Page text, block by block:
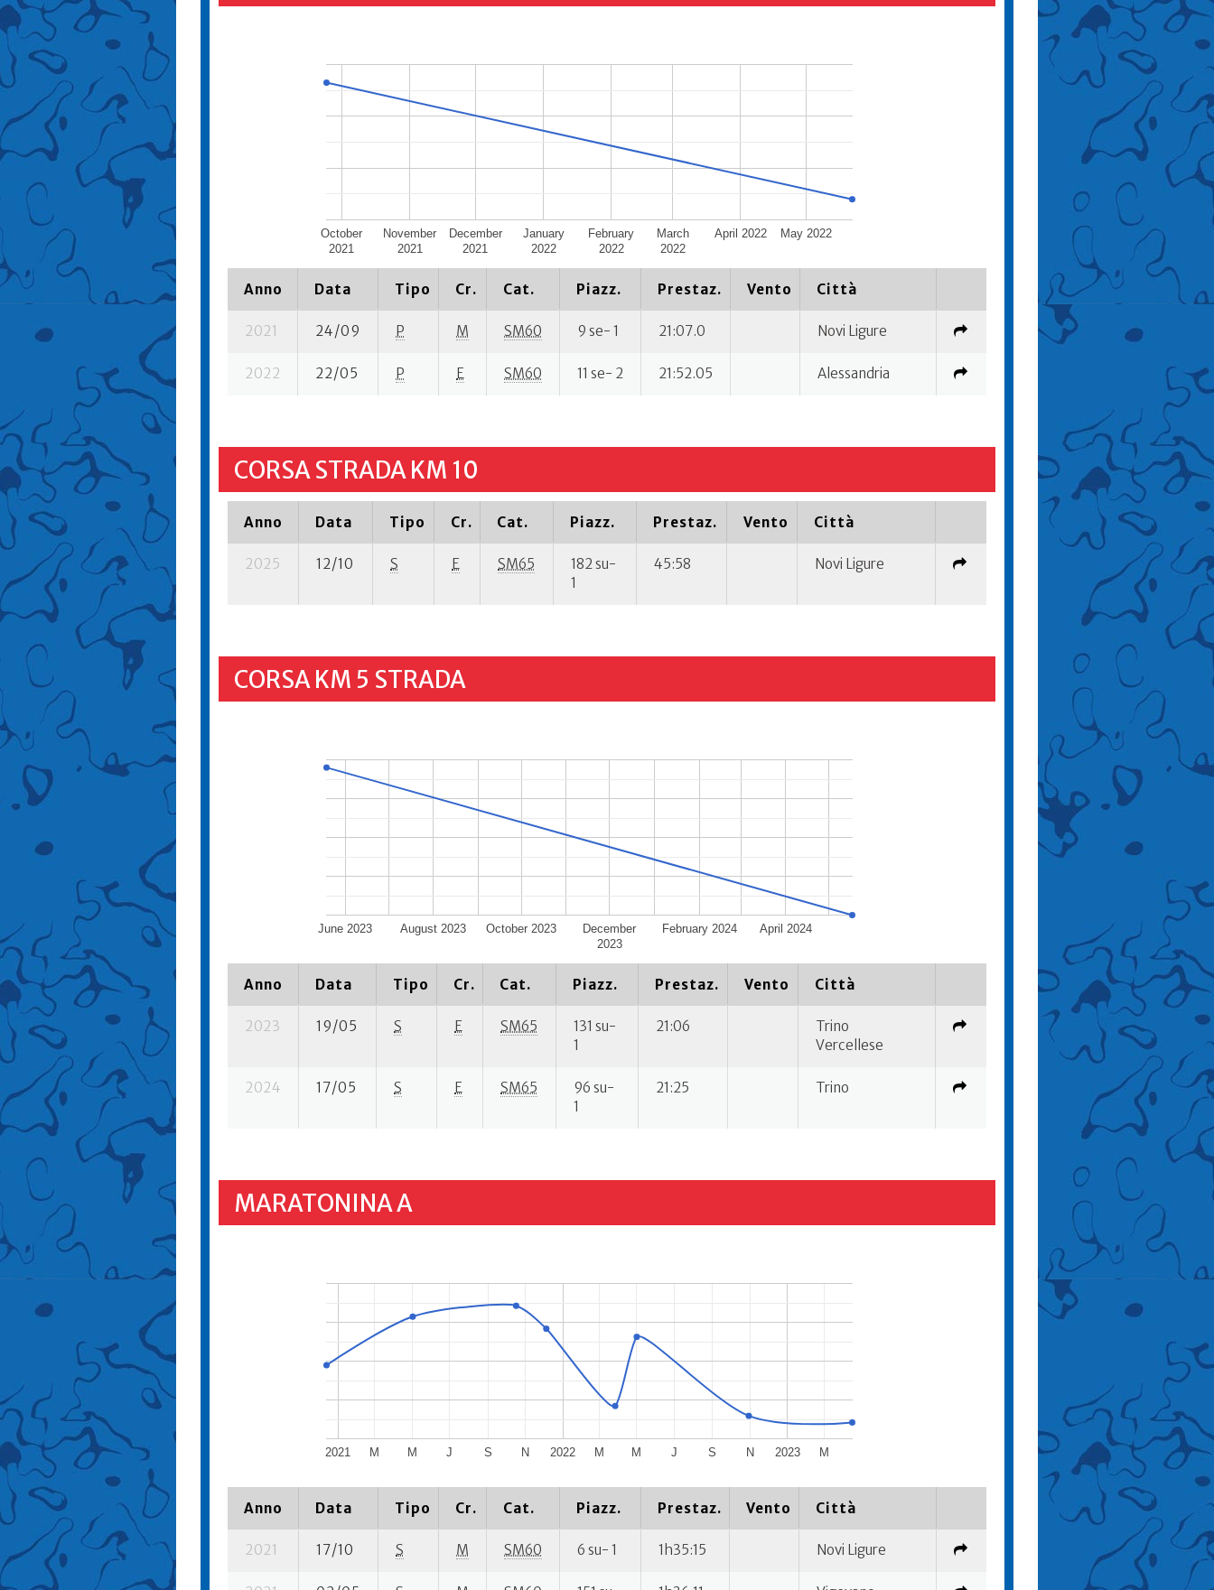
October
2021
November
2021
December
2021
January
2022
February
2022
March
2022
April 2022 May 2022
Anno Data Tipo Cr. Cat. Piazz. Prestaz. Vento Città
2021 24/09 P M SM60 9 se- 1 21:07.0 Novi Ligure
2022 22/05 P E SM60 11 se- 2 21:52.05 Alessandria
CORSA STRADA KM 10
Anno Data Tipo Cr. Cat. Piazz. Prestaz. Vento Città
2025 12/10 S E SM65
182 su-
1
45:58 Novi Ligure
CORSA KM 5 STRADA
June 2023 August 2023 October 2023
December
2023
February 2024 April 2024
Anno Data Tipo Cr. Cat. Piazz. Prestaz. Vento Città
2023 19/05 S E SM65
131 su-
1
21:06
Trino
Vercellese
2024 17/05 S E SM65
96 su-
1
21:25 Trino
MARATONINA A
2021 2022 2023
M M J S N M M J S N M
Anno Data Tipo Cr. Cat. Piazz. Prestaz. Vento Città
2021 17/10 S M SM60 6 su- 1 1h35:15 Novi Ligure